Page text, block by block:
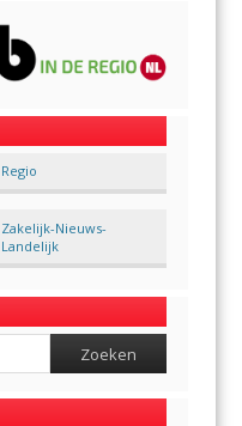
Regio
Zakelijk-Nieuws-
Landelijk